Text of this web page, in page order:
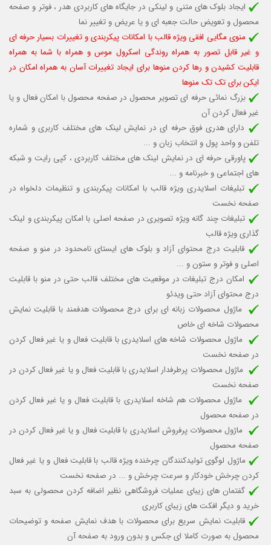
ایجاد بلوک های متنی و لینکی در جایگاه های کاربردی هدر ، فوتر و صفحه
محصول و تعویض حالت جعبه ای و یا عریض و تغییر نما
منوی مگایی افقی ویژه قالب با امکانات پیکربندی و تغییرات بسیار حرفه ای
و غیر قابل تصور به همراه روندگی اسکرول موس و همراه با شما به همراه
قابلیت کشیدن و رها کردن منوها برای ایجاد تغییرات آسان به همراه امکان در
ایکن برای تک تک منوها
بزرگ نمائی حرفه ای تصویر محصول در صفحه محصول با امکان فعال و یا
غیر فعال کردن آن
دارای هدری فوق حرفه ای در نمایش لینک های مختلف کاربری و شماره
تلفن و واحد پول و انتخاب زبان و ...
پاورقی حرفه ای در نمایش لینک های مختلف کاربردی ، کپی رایت و شبکه
های اجتماعی و خبرنامه و ...
تبلیغات اسلایدری ویژه قالب با امکانات پیکربندی و تنظیمات دلخواه در
صفحه نخست
تبلیغات چند گانه ویژه تصویری در صفحه اصلی با امکان پیکربندی و لینک
گذاری ویژه قالب
قابلیت درج محتوای آزاد و بلوک های ایستای نامحدود در منو و صفحه
اصلی و فوتر و ستون و ...
امکان درج تبلیغات در موقعیت های مختلف قالب حتی در منو با قابلیت
درج محتوای آزاد حتی ویدئو
ماژول محصولات زبانه ای برای درج محصولات هدفمند با قابلیت نمایش
محصولات شاخه ای خاص
ماژول محصولات شاخه های اسلایدری با قابلیت فعال و یا غیر فعال کردن
در صفحه نخست
ماژول محصولات پرطرفدار اسلایدری با قابلیتفعال و یا غیر فعال کردندر
صفحه نخست
ماژول محصولات هم شاخه اسلایدری با قابلیت فعال و یا غیر فعال کردن
در صفحه محصول
ماژول محصولات پرفروش اسلایدری با قابلیت فعال و یا غیر فعال کردن در
صفحه محصول
ماژول لوگوی تولیدکنندگان چرخنده ویژه قالب با قابلیت فعال و یا غیر فعال
کردن چرخش خودکار و سرعت چرخش و ... در صفحه نخست
گفتمان های زیبای عملیات فروشگاهی نظیر اضافه کردن محصولی به سبد
خرید و دیگر افکت های زیبای کاربری
قابلیت نمایش سریع برای محصولات با هدف نمایش صفحه و توضیحات
محصول به صورت کاملا ای جکس و بدون ورود به صفحه آن